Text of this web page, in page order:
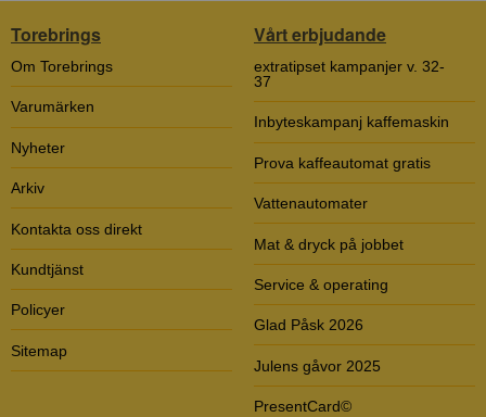
Torebrings
Om Torebrings
Varumärken
Nyheter
Arkiv
Kontakta oss direkt
Kundtjänst
Policyer
Sitemap
Vårt erbjudande
extratipset kampanjer v. 32-
37
Inbyteskampanj kaffemaskin
Prova kaffeautomat gratis
Vattenautomater
Mat & dryck på jobbet
Service & operating
Glad Påsk 2026
Julens gåvor 2025
PresentCard©